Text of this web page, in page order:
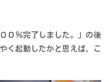
０％完了しました。」の後
く起動したかと思えば、こ